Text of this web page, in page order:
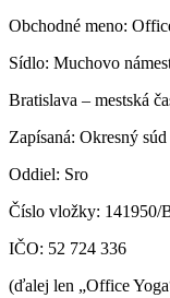
Obchodné meno:
Sídlo: Muchovo
Bratislava – mestská
Zapísaná: Okresný
Oddiel: Sro
Číslo vložky: 141950/
IČO: 52 724 336
(ďalej len „Office